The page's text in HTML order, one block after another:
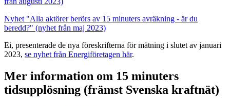
Nyhet "Alla aktörer berörs av 15 minuters avräkning - är du
beredd?" (nyhet från maj 2023)
Ei, presenterade de nya föreskrifterna för mätning i slutet av januari
2023, se nyhet från Energiföretagen här.
Mer information om 15 minuters
tidsupplösning (främst Svenska kraftnät)